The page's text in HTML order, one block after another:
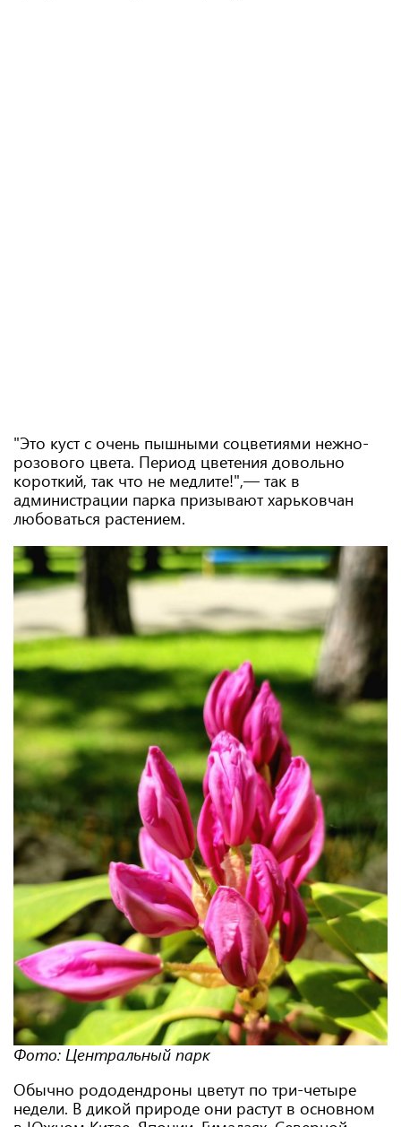
"Это куст с очень пышными соцветиями нежно-
розового цвета. Период цветения довольно
короткий, так что не медлите!",— так в
администрации парка призывают харьковчан
любоваться растением.
Фото: Центральный парк
Обычно рододендроны цветут по три-четыре
недели. В дикой природе они растут в основном